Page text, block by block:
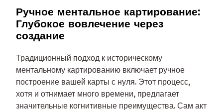
Ручное ментальное картирование:
Глубокое вовлечение через
создание
Традиционный подход к историческому
ментальному картированию включает ручное
построение вашей карты с нуля. Этот процесс,
хотя и отнимает много времени, предлагает
значительные когнитивные преимущества. Сам акт